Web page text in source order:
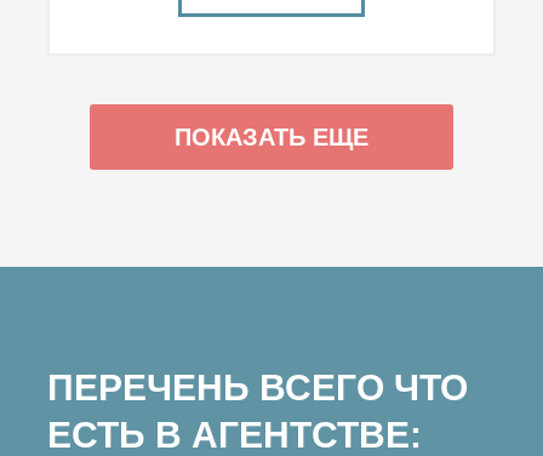
ПОКАЗАТЬ ЕЩЕ
ПЕРЕЧЕНЬ ВСЕГО ЧТО
ЕСТЬ В АГЕНТСТВЕ: